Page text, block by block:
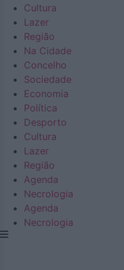
Cultura
Lazer
Região
Na Cidade
Concelho
Sociedade
Economia
Política
Desporto
Cultura
Lazer
Região
Agenda
Necrologia
Agenda
Necrologia